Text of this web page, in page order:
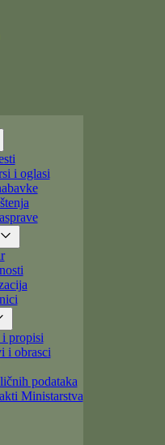
i oglasi
propisi
i obrasci
podataka
Ministarstva